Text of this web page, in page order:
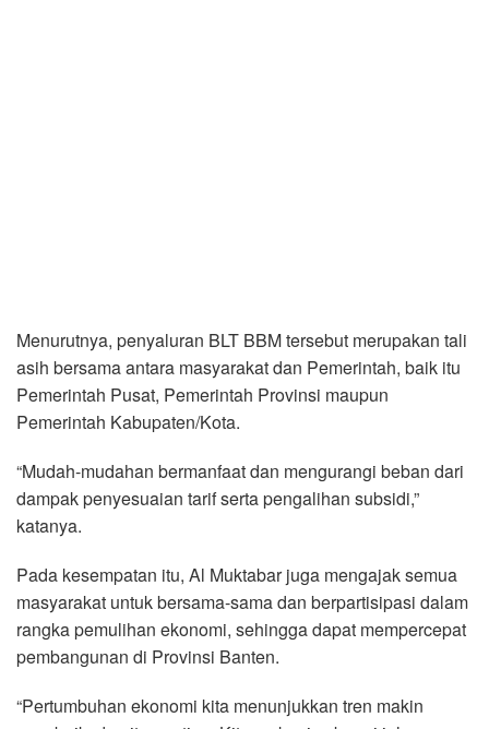
Menurutnya, penyaluran BLT BBM tersebut merupakan tali
asih bersama antara masyarakat dan Pemerintah, baik itu
Pemerintah Pusat, Pemerintah Provinsi maupun
Pemerintah Kabupaten/Kota.
“Mudah-mudahan bermanfaat dan mengurangi beban dari
dampak penyesuaian tarif serta pengalihan subsidi,”
katanya.
Pada kesempatan itu, Al Muktabar juga mengajak semua
masyarakat untuk bersama-sama dan berpartisipasi dalam
rangka pemulihan ekonomi, sehingga dapat mempercepat
pembangunan di Provinsi Banten.
“Pertumbuhan ekonomi kita menunjukkan tren makin